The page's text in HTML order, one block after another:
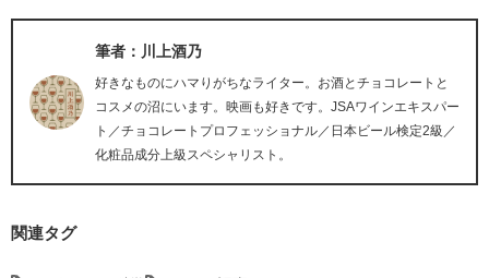
筆者：川上酒乃
好きなものにハマりがちなライター。お酒とチョコレートと
コスメの沼にいます。映画も好きです。JSAワインエキスパー
ト／チョコレートプロフェッショナル／日本ビール検定2級／
化粧品成分上級スペシャリスト。
関連タグ